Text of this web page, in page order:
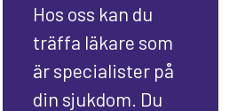
Hos oss kan du
träffa läkare som
är specialister på
din sjukdom. Du